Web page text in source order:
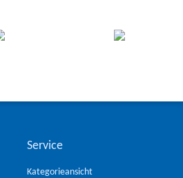
Service
Kategorieansicht